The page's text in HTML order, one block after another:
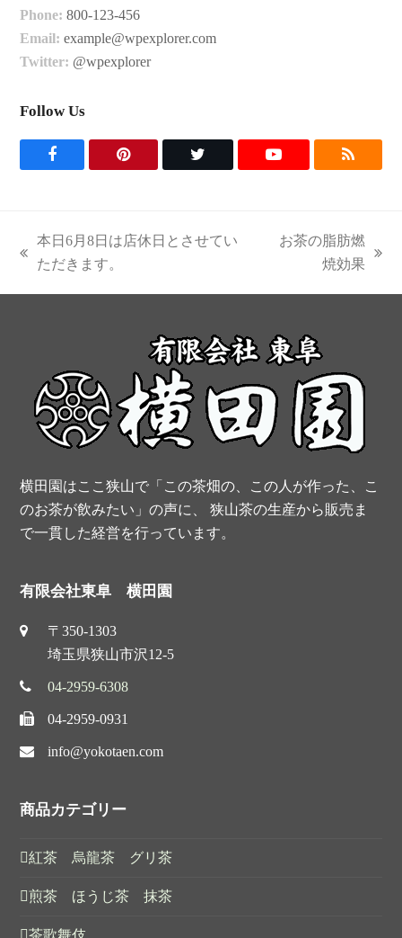
Phone: 800-123-456
Email: example@wpexplorer.com
Twitter: @wpexplorer
Follow Us
F
c
e
b
k
P
n
e
t
T
t
r
Y
u
e
R
S
previous
本日6月8日は店休日とさせてい
ただきます。
お茶の脂肪燃
焼効果
横田園はここ狭山で「この茶畑の、この人が作った、こ
のお茶が飲みたい」の声に、 狭山茶の生産から販売ま
で一貫した経営を行っています。
有限会社東阜 横田園
〒350-1303
埼玉県狭山市沢12-5
04-2959-6308
04-2959-0931
info@yokotaen.com
商品カテゴリー
紅茶 烏龍茶 グリ茶
煎茶 ほうじ茶 抹茶
茶歌舞伎